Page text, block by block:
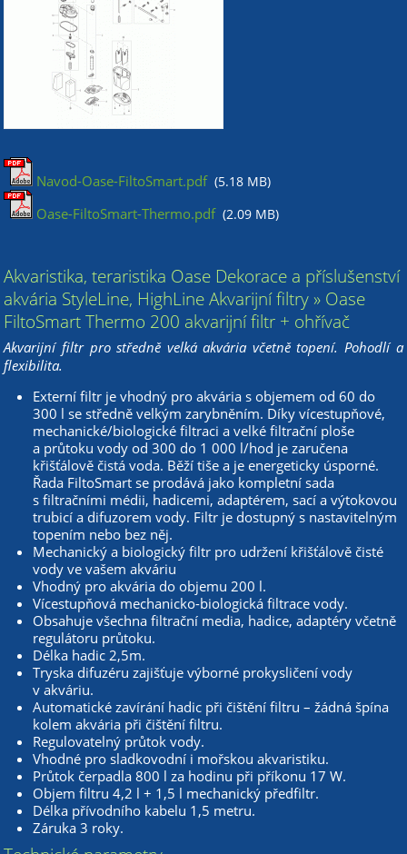
Navod-Oase-FiltoSmart.pdf (5.18 MB)
Oase-FiltoSmart-Thermo.pdf (2.09 MB)
Akvaristika, teraristika Oase Dekorace a příslušenství
akvária StyleLine, HighLine Akvarijní filtry » Oase
FiltoSmart Thermo 200 akvarijní filtr + ohřívač
Akvarijní filtr pro středně velká akvária včetně topení. Pohodlí a
flexibilita.
Externí filtr je vhodný pro akvária s objemem od 60 do
300 l se středně velkým zarybněním. Díky vícestupňové,
mechanické/biologické filtraci a velké filtrační ploše
a průtoku vody od 300 do 1 000 l/hod je zaručena
křišťálově čistá voda. Běží tiše a je energeticky úsporné.
Řada FiltoSmart se prodává jako kompletní sada
s filtračními médii, hadicemi, adaptérem, sací a výtokovou
trubicí a difuzorem vody. Filtr je dostupný s nastavitelným
topením nebo bez něj.
Mechanický a biologický filtr pro udržení křišťálově čisté
vody ve vašem akváriu
Vhodný pro akvária do objemu 200 l.
Vícestupňová mechanicko-biologická filtrace vody.
Obsahuje všechna filtrační media, hadice, adaptéry včetně
regulátoru průtoku.
Délka hadic 2,5m.
Tryska difuzéru zajišťuje výborné prokysličení vody
v akváriu.
Automatické zavírání hadic při čištění filtru – žádná špína
kolem akvária při čištění filtru.
Regulovatelný průtok vody.
Vhodné pro sladkovodní i mořskou akvaristiku.
Průtok čerpadla 800 l za hodinu při příkonu 17 W.
Objem filtru 4,2 l + 1,5 l mechanický předfiltr.
Délka přívodního kabelu 1,5 metru.
Záruka 3 roky.